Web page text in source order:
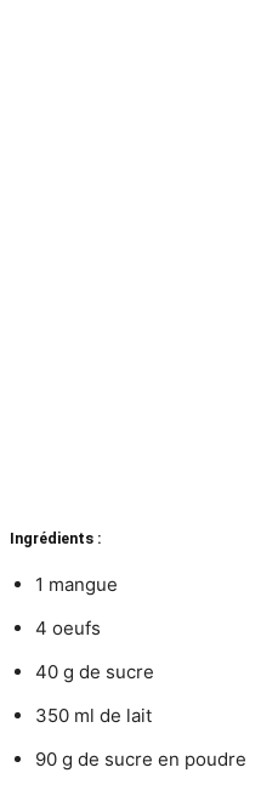
Ingrédients :
1 mangue
4 oeufs
40 g de sucre
350 ml de lait
90 g de sucre en poudre